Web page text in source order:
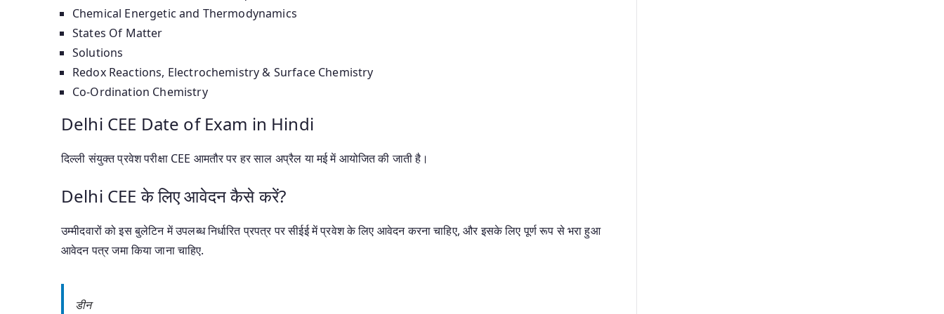
Chemical Energetic and Thermodynamics
States Of Matter
Solutions
Redox Reactions, Electrochemistry & Surface Chemistry
Co-Ordination Chemistry
Delhi CEE Date of Exam in Hindi
दिल्ली संयुक्त प्रवेश परीक्षा CEE आमतौर पर हर साल अप्रैल या मई में आयोजित की जाती है।
Delhi CEE के लिए आवेदन कैसे करें?
उम्मीदवारों को इस बुलेटिन में उपलब्ध निर्धारित प्रपत्र पर सीईई में प्रवेश के लिए आवेदन करना चाहिए, और इसके लिए पूर्ण रूप से भरा हुआ
आवेदन पत्र जमा किया जाना चाहिए.
डीन